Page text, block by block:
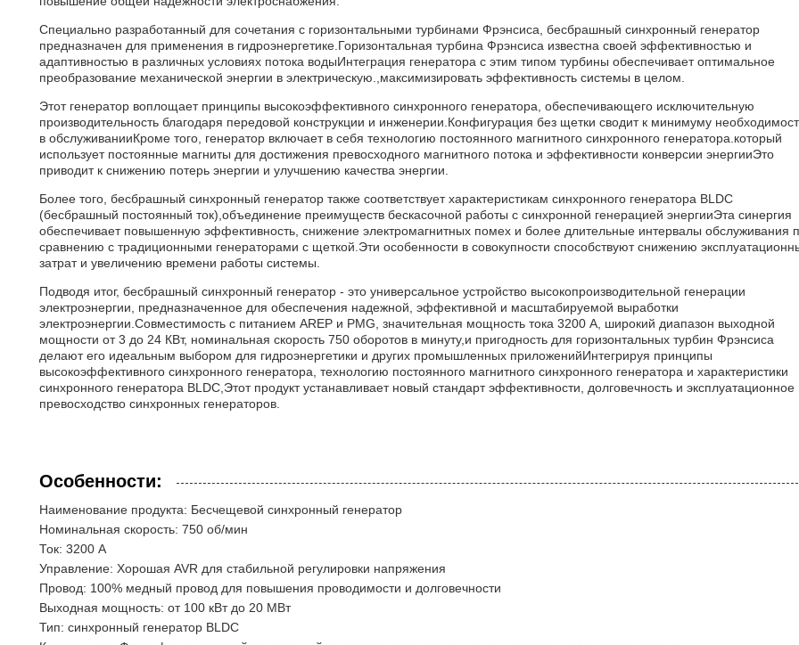
Специально разработанный для сочетания с горизонтальными турбинами Фрэнсиса, бесбрашный синхронный генератор
предназначен для применения в гидроэнергетике.Горизонтальная турбина Фрэнсиса известна своей эффективностью и
адаптивностью в различных условиях потока водыИнтеграция генератора с этим типом турбины обеспечивает оптимальное
преобразование механической энергии в электрическую.,максимизировать эффективность системы в целом.
Этот генератор воплощает принципы высокоэффективного синхронного генератора, обеспечивающего исключительную
производительность благодаря передовой конструкции и инженерии.Конфигурация без щетки сводит к минимуму
в обслуживанииКроме того, генератор включает в себя технологию постоянного магнитного синхронного генератора.который
использует постоянные магниты для достижения превосходного магнитного потока и эффективности конверсии энергииЭто
приводит к снижению потерь энергии и улучшению качества энергии.
Более того, бесбрашный синхронный генератор также соответствует характеристикам синхронного генератора BLDC
(бесбрашный постоянный ток),объединение преимуществ бескасочной работы с синхронной генерацией энергииЭта синергия
обеспечивает повышенную эффективность, снижение электромагнитных помех и более длительные интервалы обслуживания
сравнению с традиционными генераторами с щеткой.Эти особенности в совокупности способствуют снижению
затрат и увеличению времени работы системы.
Подводя итог, бесбрашный синхронный генератор - это универсальное устройство высокопроизводительной генерации
электроэнергии, предназначенное для обеспечения надежной, эффективной и масштабируемой выработки
электроэнергии.Совместимость с питанием AREP и PMG, значительная мощность тока 3200 А, широкий диапазон выходной
мощности от 3 до 24 КВт, номинальная скорость 750 оборотов в минуту,и пригодность для горизонтальных турбин Фрэнсиса
делают его идеальным выбором для гидроэнергетики и других промышленных приложенийИнтегрируя принципы
высокоэффективного синхронного генератора, технологию постоянного магнитного синхронного генератора и характеристики
синхронного генератора BLDC,Этот продукт устанавливает новый стандарт эффективности, долговечность и эксплуатационное
превосходство синхронных генераторов.
Особенности:
Наименование продукта: Бесчещевой синхронный генератор
Номинальная скорость: 750 об/мин
Ток: 3200 А
Управление: Хорошая AVR для стабильной регулировки напряжения
Провод: 100% медный провод для повышения проводимости и долговечности
Выходная мощность: от 100 кВт до 20 МВт
Тип: синхронный генератор BLDC